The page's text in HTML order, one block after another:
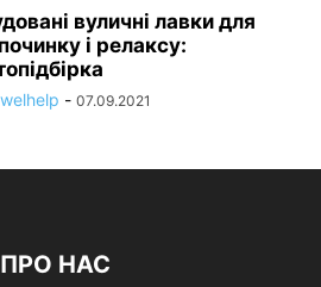
вуличні лавки для
і релаксу:
- 07.09.2021
ПРО НАС